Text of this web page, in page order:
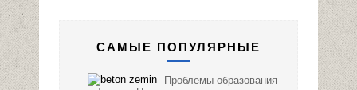
САМЫЕ ПОПУЛЯРНЫЕ
Проблемы образования